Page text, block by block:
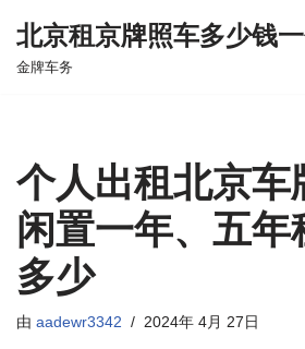
跳
北京租京牌照车多少钱一
金牌车务
个人出租北京车
闲置一年、五年
多少
由 aadewr3342 2024年 4月 27日